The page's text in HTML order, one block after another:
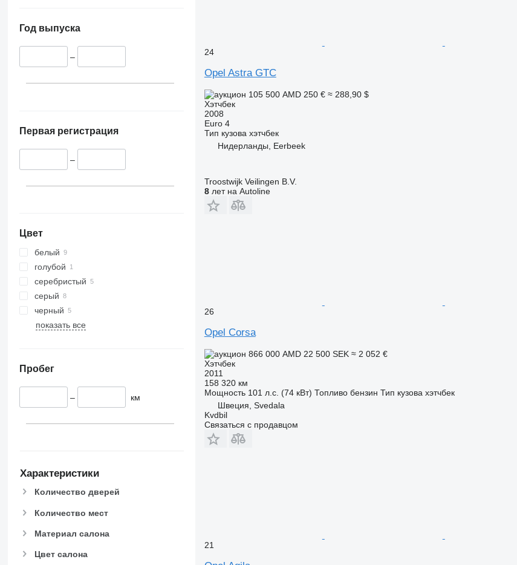
Год выпуска
–
Первая регистрация
–
Цвет
белый
голубой
серебристый
серый
черный
показать все
Пробег
– км
Характеристики
Количество дверей
Количество мест
Материал салона
Цвет салона
24
Opel Astra GTC
105 500 AMD 250 € ≈ 288,90 $
Хэтчбек
2008
Euro 4
Тип кузова хэтчбек
Нидерланды, Eerbeek
Troostwijk Veilingen B.V.
8лет на Autoline
26
Opel Corsa
866 000 AMD 22 500 SEK ≈ 2 052 €
Хэтчбек
2011
158 320 км
Мощность 101 л.с. (74 кВт) Топливо бензин Тип кузова хэтчбек
Швеция, Svedala
Kvdbil
Связаться с продавцом
21